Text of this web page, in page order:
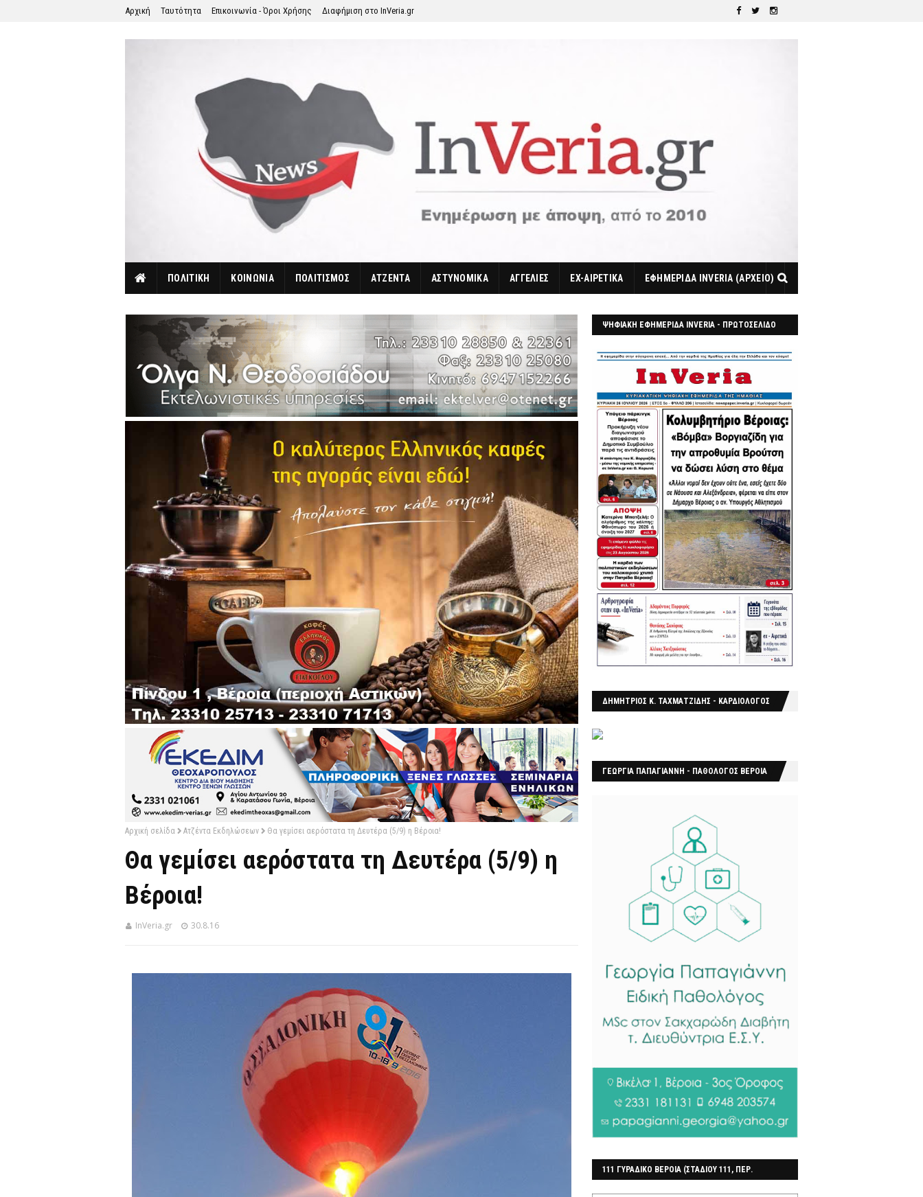
Αρχική Ταυτότητα Επικοινωνία - Όροι Χρήσης Διαφήμιση στο InVeria.gr
ΠΟΛΙΤΙΚΗ ΚΟΙΝΩΝΙΑ ΠΟΛΙΤΙΣΜΟΣ ΑΤΖΕΝΤΑ ΑΣΤΥΝΟΜΙΚΑ ΑΓΓΕΛΙΕΣ EX-ΑΙΡΕΤΙΚΑ ΕΦΗΜΕΡΙΔΑ INVERIA (ΑΡΧΕΙΟ)
Αρχική σελίδα Ατζέντα Εκδηλώσεων Θα γεμίσει αερόστατα τη Δευτέρα (5/9) η Βέροια!
Θα γεμίσει αερόστατα τη Δευτέρα (5/9) η
Βέροια!
InVeria.gr 30.8.16
ΨΗΦΙΑΚΗ ΕΦΗΜΕΡΙΔΑ INVERIA - ΠΡΩΤΟΣΕΛΙΔΟ
ΔΗΜΗΤΡΙΟΣ Κ. ΤΑΧΜΑΤΖΙΔΗΣ - ΚΑΡΔΙΟΛΟΓΟΣ
ΓΕΩΡΓΙΑ ΠΑΠΑΓΙΑΝΝΗ - ΠΑΘΟΛΟΓΟΣ ΒΕΡΟΙΑ
111 ΓΥΡΑΔΙΚΟ ΒΕΡΟΙΑ (ΣΤΑΔΙΟΥ 111, ΠΕΡ.